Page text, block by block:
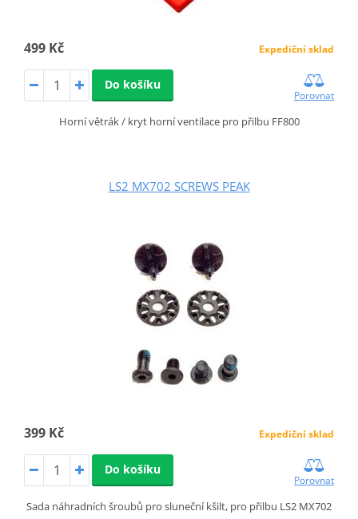
499 Kč Expediční sklad
Do košíku
Porovnat
Horní větrák / kryt horní ventilace pro přilbu FF800
LS2 MX702 SCREWS PEAK
399 Kč Expediční sklad
Do košíku
Porovnat
Sada náhradních šroubů pro sluneční kšilt, pro přilbu LS2 MX702